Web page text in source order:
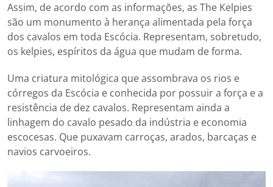
Assim, de acordo com as informações, as The Kelpies
são um monumento à herança alimentada pela força
dos cavalos em toda Escócia. Representam, sobretudo,
os kelpies, espíritos da água que mudam de forma.
Uma criatura mitológica que assombrava os rios e
córregos da Escócia e conhecida por possuir a força e a
resistência de dez cavalos. Representam ainda a
linhagem do cavalo pesado da indústria e economia
escocesas. Que puxavam carroças, arados, barcaças e
navios carvoeiros.